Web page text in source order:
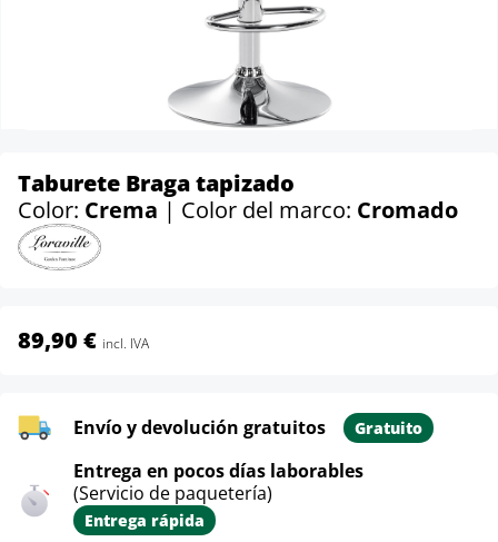
Taburete Braga tapizado
Color: Crema | Color del marco: Cromado
89,90 € incl. IVA
Envío y devolución gratuitos Gratuito
Entrega en pocos días laborables
(Servicio de paquetería)
Entrega rápida